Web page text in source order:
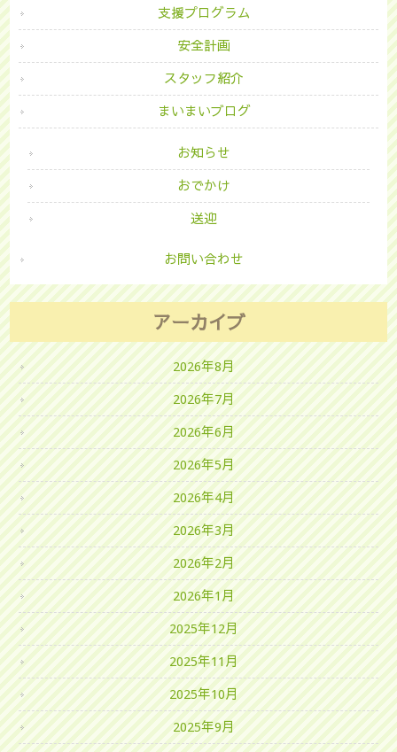
支援プログラム
安全計画
スタッフ紹介
まいまいブログ
お知らせ
おでかけ
送迎
お問い合わせ
アーカイブ
2026年8月
2026年7月
2026年6月
2026年5月
2026年4月
2026年3月
2026年2月
2026年1月
2025年12月
2025年11月
2025年10月
2025年9月